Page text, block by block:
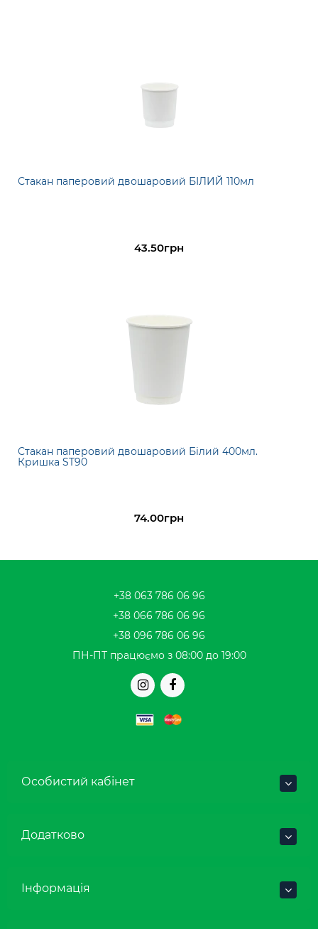
Стакан паперовий двошаровий БІЛИЙ 110мл
43.50грн
Стакан паперовий двошаровий Білий 400мл.
Кришка ST90
74.00грн
+38 063 786 06 96
+38 066 786 06 96
+38 096 786 06 96
ПН-ПТ працюємо з 08:00 до 19:00
Особистий кабінет
Додатково
Інформація